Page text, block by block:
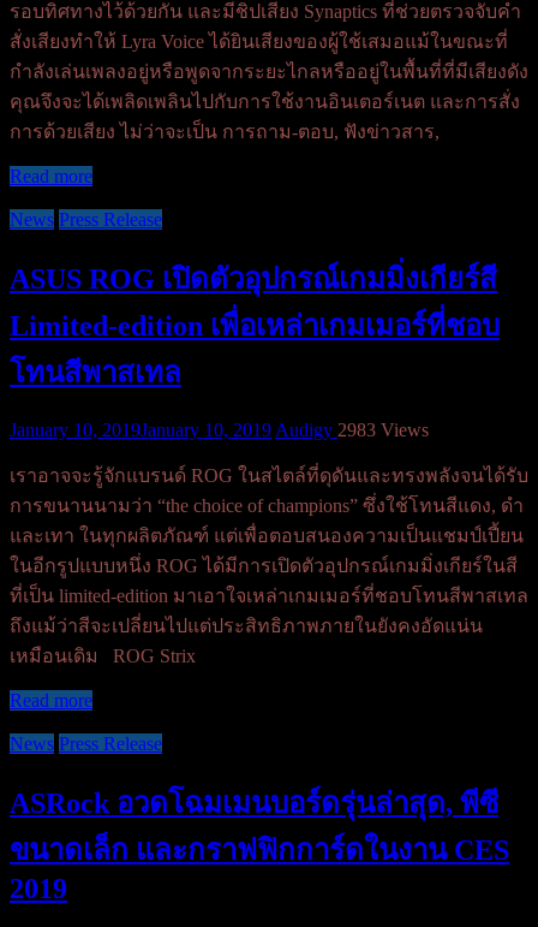
รอบทิศทางไว้ด้วยกัน และมีชิปเสียง Synaptics ที่ช่วยตรวจจับคำ
สั่งเสียงทำให้ Lyra Voice ได้ยินเสียงของผู้ใช้เสมอแม้ในขณะที่
กำลังเล่นเพลงอยู่หรือพูดจากระยะไกลหรืออยู่ในพื้นที่ที่มีเสียงดัง
คุณจึงจะได้เพลิดเพลินไปกับการใช้งานอินเตอร์เนต และการสั่ง
การด้วยเสียง ไม่ว่าจะเป็น การถาม-ตอบ, ฟังข่าวสาร,
Read more
News Press Release
ASUS ROG เปิดตัวอุปกรณ์เกมมิ่งเกียร์สี
Limited-edition เพื่อเหล่าเกมเมอร์ที่ชอบ
โทนสีพาสเทล
January 10, 2019January 10, 2019 Audigy 2983 Views
เราอาจจะรู้จักแบรนด์ ROG ในสไตล์ที่ดุดันและทรงพลังจนได้รับ
การขนานนามว่า “the choice of champions” ซึ่งใช้โทนสีแดง, ดำ
และเทา ในทุกผลิตภัณฑ์ แต่เพื่อตอบสนองความเป็นแชมป์เปี้ยน
ในอีกรูปแบบหนึ่ง ROG ได้มีการเปิดตัวอุปกรณ์เกมมิ่งเกียร์ในสี
ที่เป็น limited-edition มาเอาใจเหล่าเกมเมอร์ที่ชอบโทนสีพาสเทล
ถึงแม้ว่าสีจะเปลี่ยนไปแต่ประสิทธิภาพภายในยังคงอัดแน่น
เหมือนเดิม ROG Strix
Read more
News Press Release
ASRock อวดโฉมเมนบอร์ดรุ่นล่าสุด, พีซี
ขนาดเล็ก และกราฟฟิกการ์ดในงาน CES
2019